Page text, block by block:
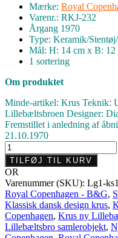
pris
var:
175,00 kr..
pris
er:
Mærke: Royal
Varenr.: RKJ-232
Årgang 1970
Type: Keramik/
Mål: H: 14 cm x B:
1 sortering
Om produktet
Minde-artikel: Krus Teknik:
Lillebæltsbroen Designer:
Fremstillet i anledning af
21.10.1970
Krus
med
ny
Lillebæltsbro,
Royal
Copenhagen
antal
TILFØJ TIL KURV
OR
Varenummer (SKU): Lg1-
Royal Copenhagen - B&G,
Klassisk dansk design krus,
Copenhagen, Krus ny
Lillebæltsbro samlerobjekt,